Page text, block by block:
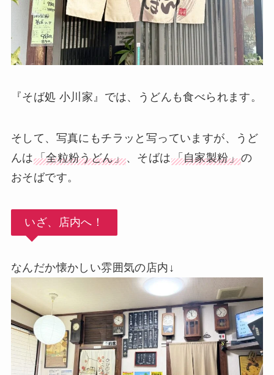
『そば処 小川家』では、うどんも食べられます。
そして、写真にもチラッと写っていますが、うど
んは「全粒粉うどん」、そばは「自家製粉」の
おそばです。
いざ、店内へ！
なんだか懐かしい雰囲気の店内↓